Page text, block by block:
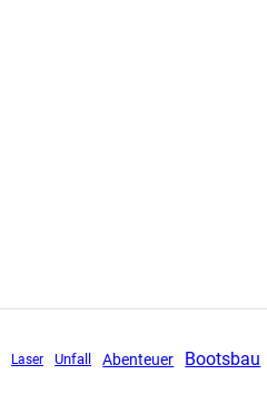
Laser Unfall Abenteuer Bootsbau